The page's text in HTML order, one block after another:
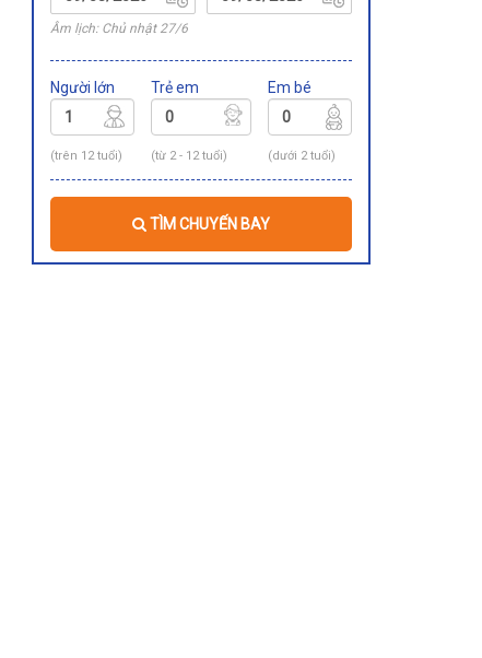
Âm lịch: Chủ nhật 27/6
Người lớn
(trên 12 tuổi)
Trẻ em
(từ 2 - 12 tuổi)
Em bé
(dưới 2 tuổi)
TÌM CHUYẾN BAY